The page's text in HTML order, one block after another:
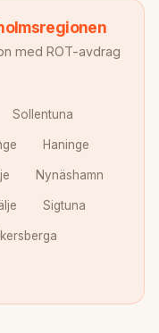
med ROT-avdrag
Sollentuna
Haninge
Nynäshamn
Sigtuna